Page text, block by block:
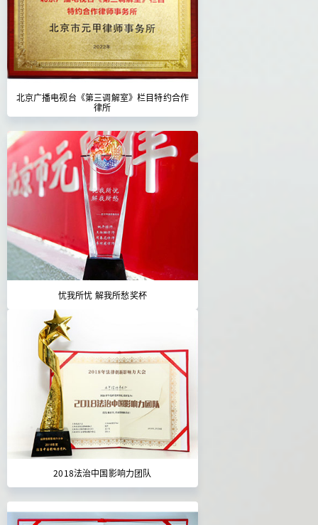
北京广播电视台《第三调解室》栏目特约合作
律所
忧我所忧 解我所愁奖杯
2018法治中国影响力团队